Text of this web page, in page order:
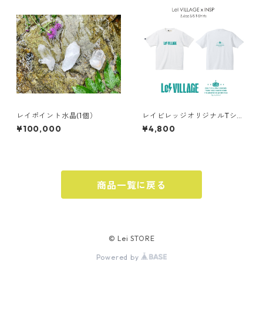
レイポイント水晶(1個）
¥100,000
レイビレッジオリジナルTシャ
ツ（白）
¥4,800
商品一覧に戻る
© Lei STORE
Powered by